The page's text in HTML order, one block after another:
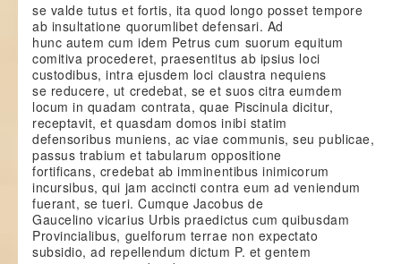
se valde tutus et fortis, ita quod longo posset tempore
ab insultatione quorumlibet defensari. Ad
hunc autem cum idem Petrus cum suorum equitum
comitiva procederet, praesentitus ab ipsius loci
custodibus, intra ejusdem loci claustra nequiens
se reducere, ut credebat, se et suos citra eumdem
locum in quadam contrata, quae Piscinula dicitur,
receptavit, et quasdam domos inibi statim
defensoribus muniens, ac viae communis, seu publicae,
passus trabium et tabularum oppositione
fortificans, credebat ab imminentibus inimicorum
incursibus, qui jam accincti contra eum ad veniendum
fuerant, se tueri. Cumque Jacobus de
Gaucelino vicarius Urbis praedictus cum quibusdam
Provincialibus, guelforum terrae non expectato
subsidio, ad repellendum dictum P. et gentem